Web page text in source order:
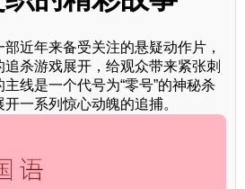
部近年来备受关注的悬疑动作片，
杀游戏展开，给观众带来紧张刺
线是一个代号为“零号”的神秘杀
一系列惊心动魄的追捕。